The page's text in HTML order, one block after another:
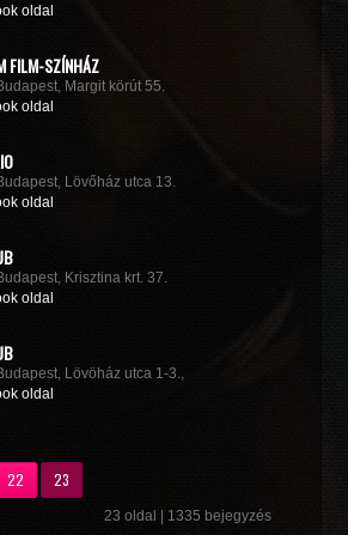
oldal
FILM-SZÍNHÁZ
Margit körút 55.
oldal
Lövőház utca 13.
oldal
Krisztina krt. 37.
oldal
Lövöház utca 1-3.,
oldal
22 23
23 oldal | 1335 bejegyzés